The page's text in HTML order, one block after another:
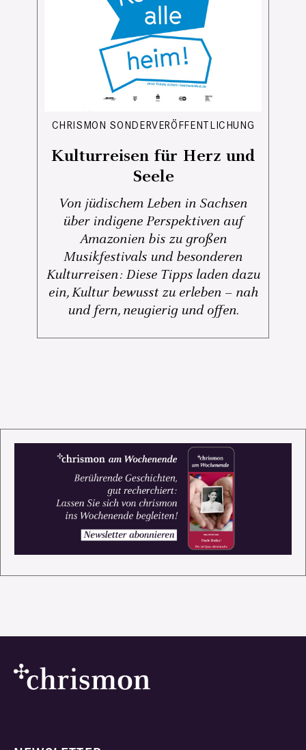
CHRISMON SONDERVERÖFFENTLICHUNG
Kulturreisen für Herz und
Seele
Von jüdischem Leben in Sachsen
über indigene Perspektiven auf
Amazonien bis zu großen
Musikfestivals und besonderen
Kulturreisen: Diese Tipps laden dazu
ein, Kultur bewusst zu erleben – nah
und fern, neugierig und offen.